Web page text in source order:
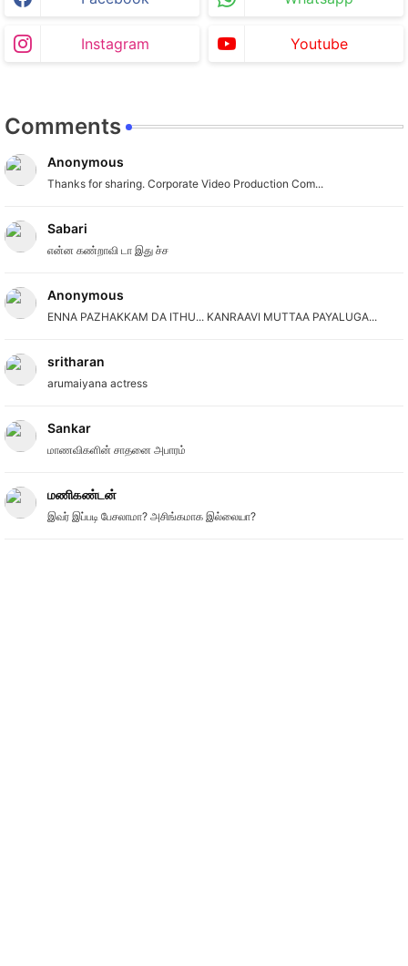
Instagram Youtube
Comments
Anonymous
Thanks for sharing. Corporate Video Production Com...
Sabari
என்ன கண்றாவி டா இது ச்ச
Anonymous
ENNA PAZHAKKAM DA ITHU... KANRAAVI MUTTAA PAYALUGA...
sritharan
arumaiyana actress
Sankar
மாணவிகளின் சாதனை அபாரம்
மணிகண்டன்
இவர் இப்படி பேசலாமா? அசிங்கமாக இல்லையா?